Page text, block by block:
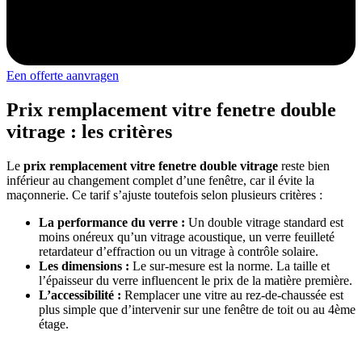
Een offerte aanvragen
Prix remplacement vitre fenetre double
vitrage : les critères
Le prix remplacement vitre fenetre double vitrage reste bien
inférieur au changement complet d’une fenêtre, car il évite la
maçonnerie. Ce tarif s’ajuste toutefois selon plusieurs critères :
La performance du verre : Un double vitrage standard est
moins onéreux qu’un vitrage acoustique, un verre feuilleté
retardateur d’effraction ou un vitrage à contrôle solaire.
Les dimensions : Le sur-mesure est la norme. La taille et
l’épaisseur du verre influencent le prix de la matière première.
L’accessibilité : Remplacer une vitre au rez-de-chaussée est
plus simple que d’intervenir sur une fenêtre de toit ou au 4ème
étage.